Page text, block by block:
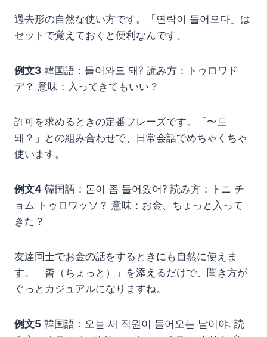
過去形の自然な使い方です。「연락이 들어오다」は
セットで覚えておくと便利なんです。
例文3 韓国語：들어와도 돼? 読み方：トゥロワド
デ？ 意味：入ってきてもいい？
許可を求めるときの定番フレーズです。「〜도
돼？」との組み合わせで、日常会話でめちゃくちゃ
使います。
例文4 韓国語：돈이 좀 들어왔어? 読み方：トニ チ
ョム トゥロワッソ？ 意味：お金、ちょっと入って
きた？
友達同士でお金の話をするときにも自然に使えま
す。「좀（ちょっと）」を添えるだけで、聞き方が
ぐっとカジュアルになりますね。
例文5 韓国語：오늘 새 직원이 들어오는 날이야. 読